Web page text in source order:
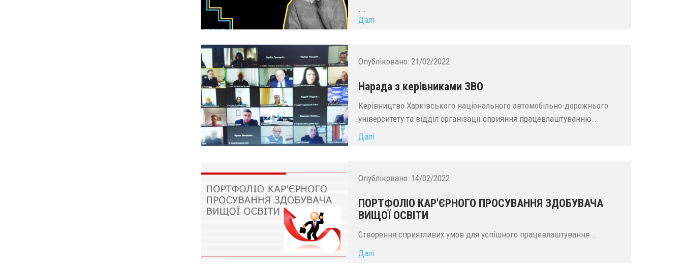
Далі
Опубліковано: 21/02/2022
Нарада з керівниками ЗВО
Керівництво Харківського національного автомобільно-дорожнього
університету та відділ організації сприяння працевлаштуванню...
Далі
Опубліковано: 14/02/2022
ПОРТФОЛІО КАР'ЄРНОГО ПРОСУВАННЯ ЗДОБУВАЧА
ВИЩОЇ ОСВІТИ
Створення сприятливих умов для успішного працевлаштування...
Далі